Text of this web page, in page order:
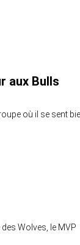
aux Bulls
où il se sent
Wolves, le MVP